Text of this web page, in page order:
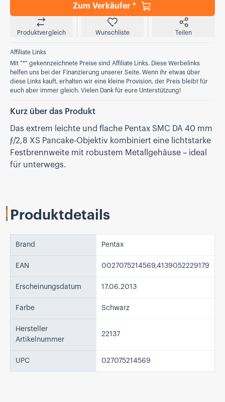
Zum Verkäufer *
Produktvergleich Wunschliste Teilen
Affiliate Links
Mit "*" gekennzeichnete Preise sind Affiliate Links. Diese Werbelinks
helfen uns bei der Finanzierung unserer Seite. Wenn ihr etwas über
diese Links kauft, erhalten wir eine kleine Provision, der Preis bleibt für
euch aber immer gleich. Vielen Dank für eure Unterstützung!
Kurz über das Produkt
Das extrem leichte und flache Pentax SMC DA 40 mm
ƒ/2,8 XS Pancake-Objektiv kombiniert eine lichtstarke
Festbrennweite mit robustem Metallgehäuse – ideal
für unterwegs.
Produktdetails
Brand Pentax
EAN 0027075214569,4139052229179
Erscheinungsdatum 17.06.2013
Farbe Schwarz
Hersteller
Artikelnummer
22137
UPC 027075214569